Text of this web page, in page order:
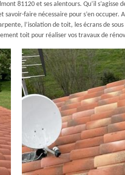
81120 et ses alentours. Qu’il
faire nécessaire pour s’en
l’isolation de toit, les écrans de
toit pour réaliser vos travaux de